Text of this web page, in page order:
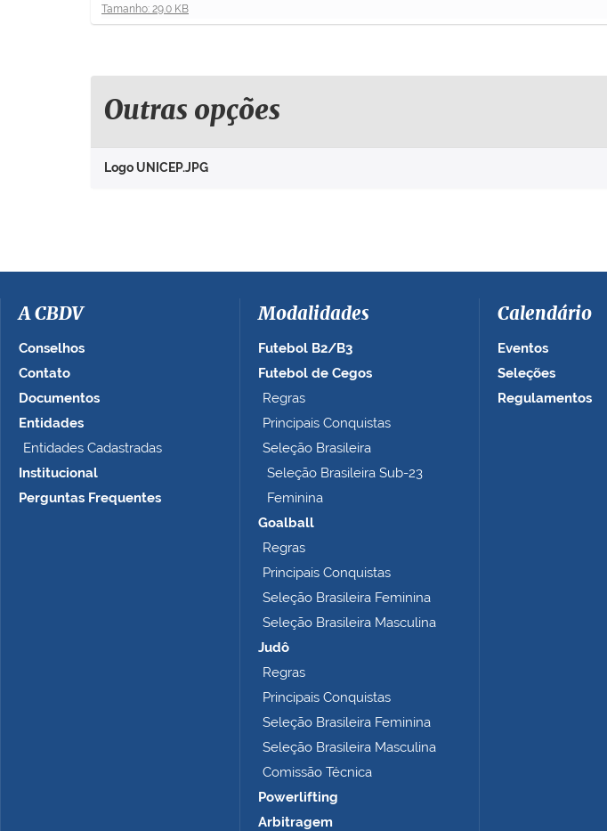
C
l
e
p
i
n
Tamanho: 29.0 KB
Outras opções
Logo UNICEP.JPG
A CBDV
Conselhos
Contato
Documentos
Entidades
Entidades Cadastradas
Institucional
Perguntas Frequentes
Modalidades
Futebol B2/B3
Futebol de Cegos
Regras
Principais Conquistas
Seleção Brasileira
Seleção Brasileira Sub-23
Feminina
Goalball
Regras
Principais Conquistas
Seleção Brasileira Feminina
Seleção Brasileira Masculina
Judô
Regras
Principais Conquistas
Seleção Brasileira Feminina
Seleção Brasileira Masculina
Comissão Técnica
Powerlifting
Arbitragem
Calendário
Eventos
Seleções
Regulamentos